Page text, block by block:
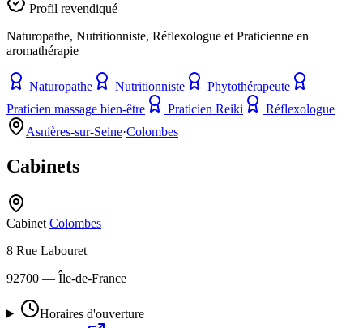
Profil revendiqué
Naturopathe, Nutritionniste, Réflexologue et Praticienne en
aromathérapie
Naturopathe Nutritionniste
Phytothérapeute
Praticien massage bien-être
Praticien Reiki
Réflexologue
Asnières-sur-Seine·Colombes
Cabinets
Cabinet Colombes
8 Rue Labouret
92700 — Île-de-France
Horaires d'ouverture